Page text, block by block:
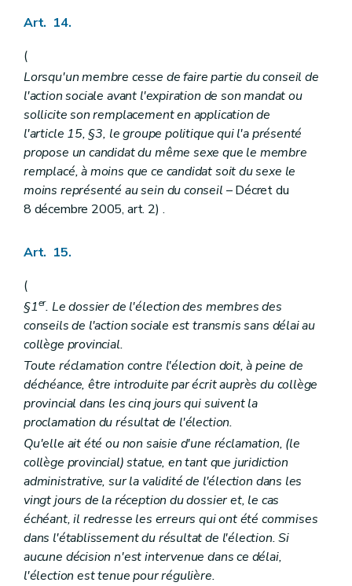
Art. 14.
(
Lorsqu'un membre cesse de faire partie du conseil de
l'action sociale avant l'expiration de son mandat ou
sollicite son remplacement en application de
l'article 15, §3, le groupe politique qui l'a présenté
propose un candidat du même sexe que le membre
remplacé, à moins que ce candidat soit du sexe le
moins représenté au sein du conseil – Décret du
8 décembre 2005, art. 2) .
Art. 15.
(
§1er. Le dossier de l'élection des membres des
conseils de l'action sociale est transmis sans délai au
collège provincial.
Toute réclamation contre l'élection doit, à peine de
déchéance, être introduite par écrit auprès du collège
provincial dans les cinq jours qui suivent la
proclamation du résultat de l'élection.
Qu'elle ait été ou non saisie d'une réclamation, (le
collège provincial) statue, en tant que juridiction
administrative, sur la validité de l'élection dans les
vingt jours de la réception du dossier et, le cas
échéant, il redresse les erreurs qui ont été commises
dans l'établissement du résultat de l'élection. Si
aucune décision n'est intervenue dans ce délai,
l'élection est tenue pour régulière.